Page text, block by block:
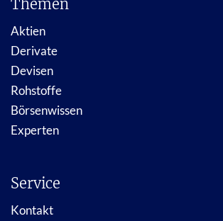
Themen
Aktien
Derivate
Devisen
Rohstoffe
Börsenwissen
Experten
Service
Kontakt